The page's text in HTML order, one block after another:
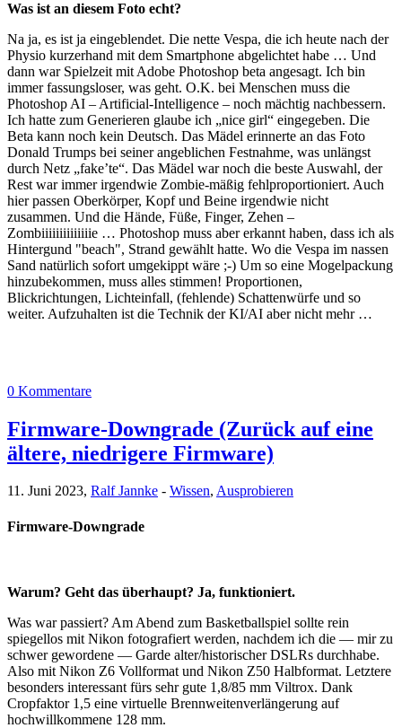
Was ist an diesem Foto echt?
Na ja, es ist ja eingeblendet. Die nette Vespa, die ich heute nach der
Physio kurzerhand mit dem Smartphone abgelichtet habe … Und
dann war Spielzeit mit Adobe Photoshop beta angesagt. Ich bin
immer fassungsloser, was geht. O.K. bei Menschen muss die
Photoshop AI – Artificial-Intelligence – noch mächtig nachbessern.
Ich hatte zum Generieren glaube ich „nice girl“ eingegeben. Die
Beta kann noch kein Deutsch. Das Mädel erinnerte an das Foto
Donald Trumps bei seiner angeblichen Festnahme, was unlängst
durch Netz „fake’te“. Das Mädel war noch die beste Auswahl, der
Rest war immer irgendwie Zombie-mäßig fehlproportioniert. Auch
hier passen Oberkörper, Kopf und Beine irgendwie nicht
zusammen. Und die Hände, Füße, Finger, Zehen –
Zombiiiiiiiiiiiiiie … Photoshop muss aber erkannt haben, dass ich als
Hintergund "beach", Strand gewählt hatte. Wo die Vespa im nassen
Sand natürlich sofort umgekippt wäre ;-) Um so eine Mogelpackung
hinzubekommen, muss alles stimmen! Proportionen,
Blickrichtungen, Lichteinfall, (fehlende) Schattenwürfe und so
weiter. Aufzuhalten ist die Technik der KI/AI aber nicht mehr …
0 Kommentare
Firmware-Downgrade (Zurück auf eine
ältere, niedrigere Firmware)
11. Juni 2023, Ralf Jannke - Wissen, Ausprobieren
Firmware-Downgrade
Warum? Geht das überhaupt? Ja, funktioniert.
Was war passiert? Am Abend zum Basketballspiel sollte rein
spiegellos mit Nikon fotografiert werden, nachdem ich die — mir zu
schwer gewordene — Garde alter/historischer DSLRs durchhabe.
Also mit Nikon Z6 Vollformat und Nikon Z50 Halbformat. Letztere
besonders interessant fürs sehr gute 1,8/85 mm Viltrox. Dank
Cropfaktor 1,5 eine virtuelle Brennweitenverlängerung auf
hochwillkommene 128 mm.